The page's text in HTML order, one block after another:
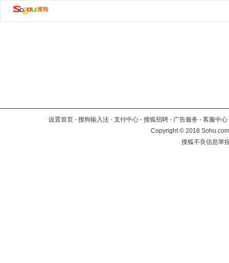
设置首页 - 搜狗输入法 - 支付中心 - 搜狐招聘 - 广告服务 - 客服中心
Copyright©2018
搜狐不良信息举